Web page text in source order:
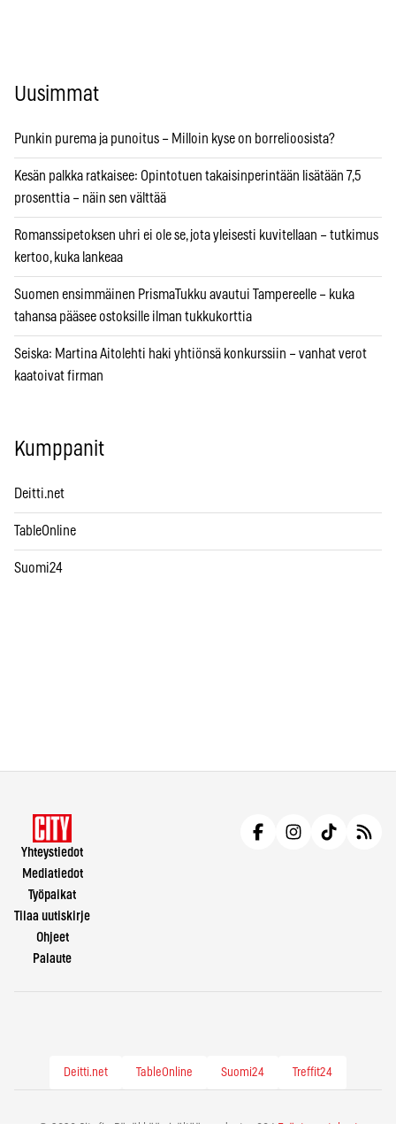
Uusimmat
Punkin purema ja punoitus – Milloin kyse on borrelioosista?
Kesän palkka ratkaisee: Opintotuen takaisinperintään lisätään 7,5
prosenttia – näin sen välttää
Romanssipetoksen uhri ei ole se, jota yleisesti kuvitellaan – tutkimus
kertoo, kuka lankeaa
Suomen ensimmäinen PrismaTukku avautui Tampereelle – kuka
tahansa pääsee ostoksille ilman tukkukorttia
Seiska: Martina Aitolehti haki yhtiönsä konkurssiin – vanhat verot
kaatoivat firman
Kumppanit
Deitti.net
TableOnline
Suomi24
Yhteystiedot
Mediatiedot
Työpaikat
Tilaa uutiskirje
Ohjeet
Palaute
Deitti.net TableOnline Suomi24 Treffit24